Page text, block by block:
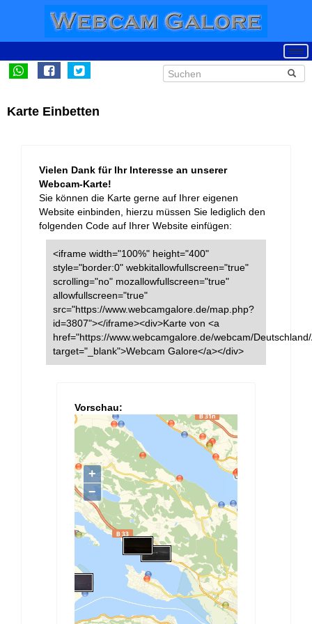
Karte Einbetten
Vielen Dank für Ihr Interesse an unserer
Webcam-Karte!
Sie können die Karte gerne auf Ihrer eigenen
Website einbinden, hierzu müssen Sie lediglich den
folgenden Code auf Ihrer Website einfügen:
<iframe width="100%" height="400"
style="border:0" webkitallowfullscreen="true"
scrolling="no" mozallowfullscreen="true"
allowfullscreen="true"
src="https://www.webcamgalore.de/map.php?
id=3807"></iframe><div>Karte von <a
href="https://www.webcamgalore.de/webcam/
target="_blank">Webcam Galore</a></div>
Vorschau: